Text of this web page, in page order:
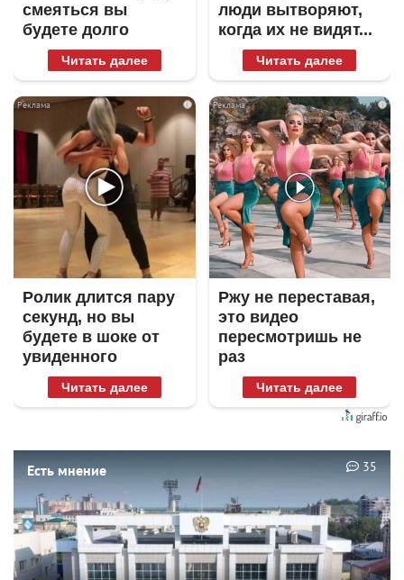
смеяться вы
будете долго
Читать далее
люди вытворяют,
когда их не видят...
Читать далее
i
Ролик длится пару
секунд, но вы
будете в шоке от
увиденного
Читать далее
i
Ржу не переставая,
это видео
пересмотришь не
раз
Читать далее
Есть мнение 35